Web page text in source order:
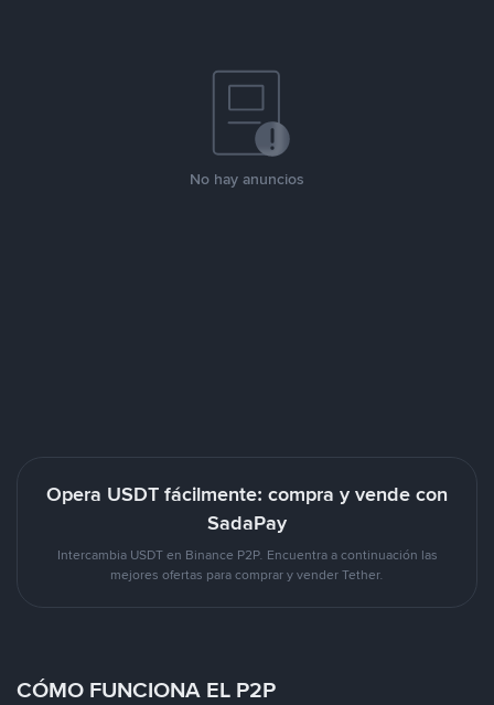
No hay anuncios
Opera USDT fácilmente: compra y vende con
SadaPay
Intercambia USDT en Binance P2P. Encuentra a continuación las
mejores ofertas para comprar y vender Tether.
CÓMO FUNCIONA EL P2P